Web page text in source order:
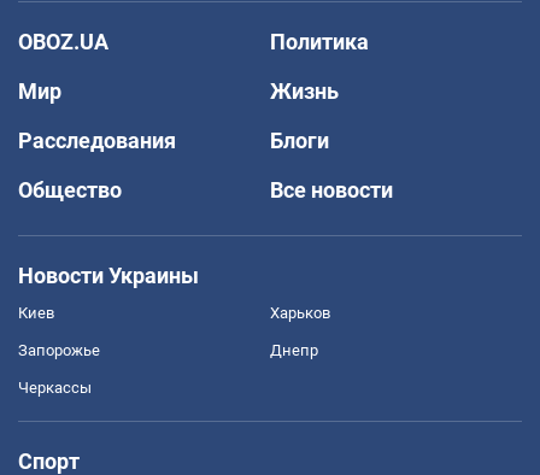
OBOZ.UA
Политика
Мир
Жизнь
Расследования
Блоги
Общество
Все новости
Новости Украины
Киев Харьков
Запорожье Днепр
Черкассы
Спорт